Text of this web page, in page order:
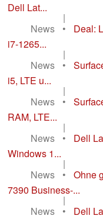
Dell Lat...
|
News
•
Deal:
i7-1265...
|
News
•
i5, LTE u...
|
News
•
RAM, LTE...
|
News
•
Dell
Windows 1...
|
News
•
Ohne
7390 Business-...
|
News
•
Dell